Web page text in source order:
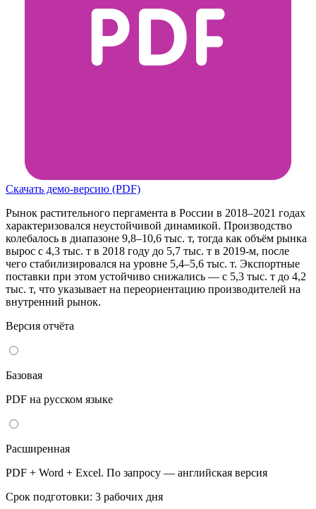
Скачать демо-версию (PDF)
Рынок растительного пергамента в России в 2018–2021 годах
характеризовался неустойчивой динамикой. Производство
колебалось в диапазоне 9,8–10,6 тыс. т, тогда как объём рынка
вырос с 4,3 тыс. т в 2018 году до 5,7 тыс. т в 2019-м, после
чего стабилизировался на уровне 5,4–5,6 тыс. т. Экспортные
поставки при этом устойчиво снижались — с 5,3 тыс. т до 4,2
тыс. т, что указывает на переориентацию производителей на
внутренний рынок.
Версия отчёта
Базовая
PDF на русском языке
Расширенная
PDF + Word + Excel. По запросу — английская версия
Срок подготовки: 3 рабочих дня